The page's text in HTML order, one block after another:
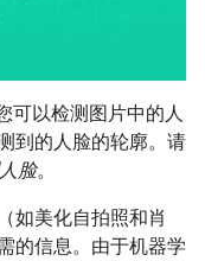
可以检测图片中的人
到的人脸的轮廓。请
脸。
如美化自拍照和肖
的信息。由于机器学